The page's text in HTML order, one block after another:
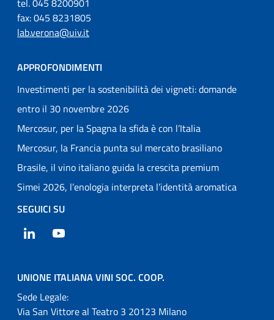
tel. 045 8200901
fax: 045 8231805
lab.verona@uiv.it
APPROFONDIMENTI
Investimenti per la sostenibilità dei vigneti: domande
entro il 30 novembre 2026
Mercosur, per la Spagna la sfida è con l’Italia
Mercosur, la Francia punta sul mercato brasiliano
Brasile, il vino italiano guida la crescita premium
Simei 2026, l’enologia interpreta l’identità aromatica
SEGUICI SU
LinkedIn
UNIONE ITALIANA VINI SOC. COOP.
Sede Legale:
Via San Vittore al Teatro 3 20123 Milano